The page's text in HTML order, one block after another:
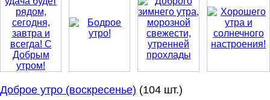
Доброе утро (воскресенье) (104 шт.)